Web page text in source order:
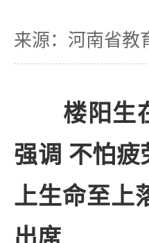
来源：河南省教
楼阳生
强调 不怕
上生命至上